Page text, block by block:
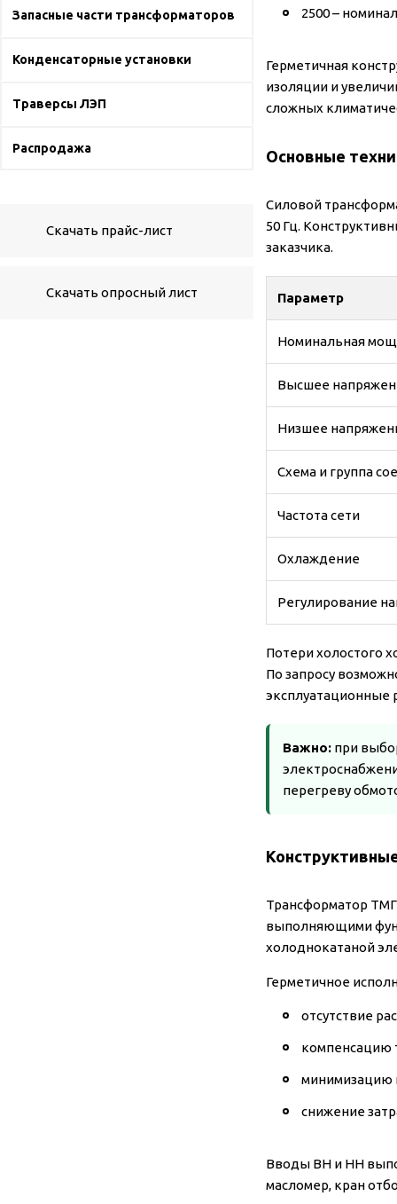
Запасные части трансформаторов
Конденсаторные установки
Траверсы ЛЭП
Распродажа
Скачать прайс-лист
Скачать опросный лист
2500 –
Герметичная
изоляции и
сложных
Основные
Силовой
50 Гц.
заказчика.
Параметр
Номинальная
Высшее
Низшее
Схема и группа
Частота сети
Охлаждение
Регулирование
Потери холостого
По запросу
эксплуатационные
Важно: при
перегреву
Трансформатор
выполняющими
холоднокатаной
Герметичное
отсутствие
компенсацию
минимизацию
снижение
Вводы ВН и НН
масломер, кран